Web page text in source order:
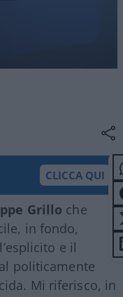
CLICCA QUI
Grillo che
in fondo,
e il
politicamente
Mi riferisco, in